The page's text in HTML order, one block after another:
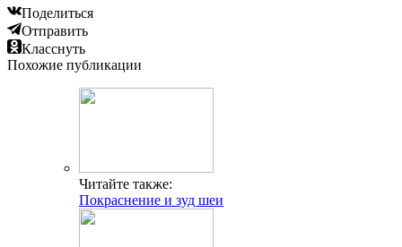
Поделиться
Отправить
Класснуть
Похожие публикации
Читайте также:
Покраснение и зуд шеи